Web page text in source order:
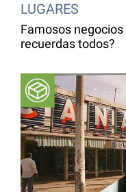
LUGARES
Famosos
recuerdas todos?